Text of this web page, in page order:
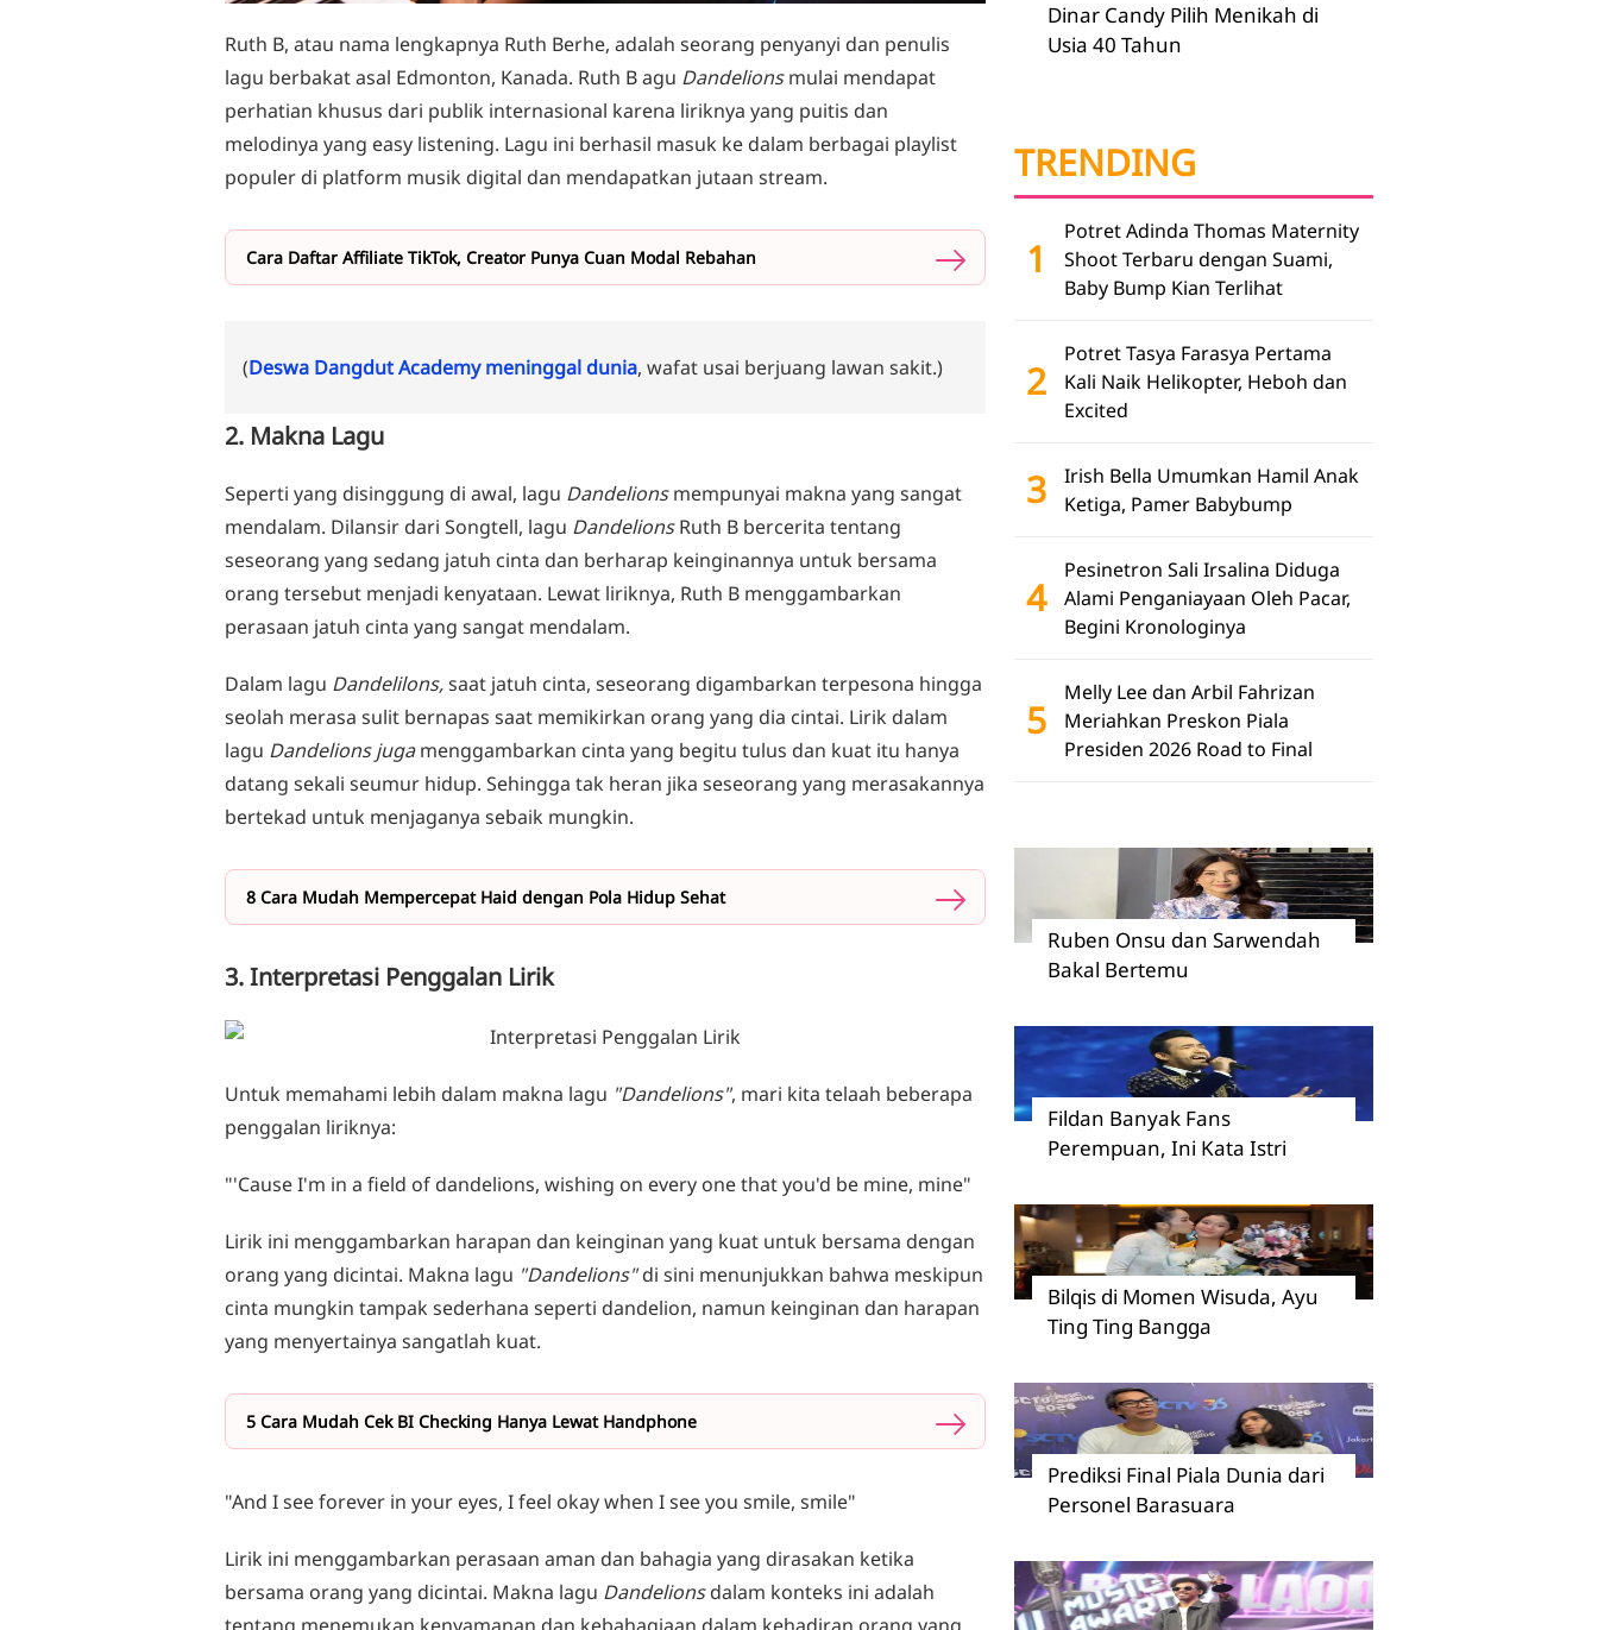
Ruth B, atau nama lengkapnya Ruth Berhe, adalah seorang penyanyi dan penulis
lagu berbakat asal Edmonton, Kanada. Ruth B agu Dandelionsmulai mendapat
perhatian khusus dari publik internasional karena liriknya yang puitis dan
melodinya yang easy listening. Lagu ini berhasil masuk ke dalam berbagai playlist
populer di platform musik digital dan mendapatkan jutaan stream.
Cara Daftar Affiliate TikTok, Creator Punya Cuan Modal Rebahan
(Deswa Dangdut Academy meninggal dunia, wafat usai berjuang lawan sakit.)
2. Makna Lagu
Seperti yang disinggung di awal, lagu Dandelionsmempunyai makna yang sangat
mendalam. Dilansir dari Songtell, lagu DandelionsRuth B bercerita tentang
seseorang yang sedang jatuh cinta dan berharap keinginannya untuk bersama
orang tersebut menjadi kenyataan. Lewat liriknya, Ruth B menggambarkan
perasaan jatuh cinta yang sangat mendalam.
Dalam lagu Dandelilons,saat jatuh cinta, seseorang digambarkan terpesona hingga
seolah merasa sulit bernapas saat memikirkan orang yang dia cintai. Lirik dalam
lagu Dandelions jugamenggambarkan cinta yang begitu tulus dan kuat itu hanya
datang sekali seumur hidup. Sehingga tak heran jika seseorang yang merasakannya
bertekad untuk menjaganya sebaik mungkin.
8 Cara Mudah Mempercepat Haid dengan Pola Hidup Sehat
3. Interpretasi Penggalan Lirik
Untuk memahami lebih dalam makna lagu "Dandelions", mari kita telaah beberapa
penggalan liriknya:
"'Cause I'm in a field of dandelions, wishing on every one that you'd be mine, mine"
Lirik ini menggambarkan harapan dan keinginan yang kuat untuk bersama dengan
orang yang dicintai. Makna lagu "Dandelions"di sini menunjukkan bahwa meskipun
cinta mungkin tampak sederhana seperti dandelion, namun keinginan dan harapan
yang menyertainya sangatlah kuat.
5 Cara Mudah Cek BI Checking Hanya Lewat Handphone
"And I see forever in your eyes, I feel okay when I see you smile, smile"
Lirik ini menggambarkan perasaan aman dan bahagia yang dirasakan ketika
bersama orang yang dicintai. Makna lagu Dandelionsdalam konteks ini adalah
Dinar Candy Pilih Menikah di
Usia 40 Tahun
TRENDING
1
Potret Adinda Thomas Maternity
Shoot Terbaru dengan Suami,
Baby Bump Kian Terlihat
2
Potret Tasya Farasya Pertama
Kali Naik Helikopter, Heboh dan
Excited
3
Irish Bella Umumkan Hamil Anak
Ketiga, Pamer Babybump
4
Pesinetron Sali Irsalina Diduga
Alami Penganiayaan Oleh Pacar,
Begini Kronologinya
5
Melly Lee dan Arbil Fahrizan
Meriahkan Preskon Piala
Presiden 2026 Road to Final
Ruben Onsu dan Sarwendah
Bakal Bertemu
Fildan Banyak Fans
Perempuan, Ini Kata Istri
Bilqis di Momen Wisuda, Ayu
Ting Ting Bangga
Prediksi Final Piala Dunia dari
Personel Barasuara